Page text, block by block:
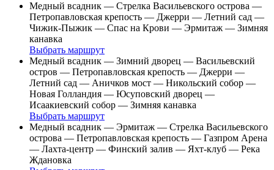
Медный всадник — Стрелка Васильевского острова —
Петропавловская крепость — Джерри — Летний сад —
Чижик-Пыжик — Спас на Крови — Эрмитаж — Зимняя
канавка
Выбрать маршрут
Медный всадник — Зимний дворец — Васильевский
остров — Петропавловская крепость — Джерри —
Летний сад — Аничков мост — Никольский собор —
Новая Голландия — Юсуповский дворец —
Исаакиевский собор — Зимняя канавка
Выбрать маршрут
Медный всадник — Эрмитаж — Стрелка Васильевского
острова — Петропавловская крепость — Газпром Арена
— Лахта-центр — Финский залив — Яхт-клуб — Река
Ждановка